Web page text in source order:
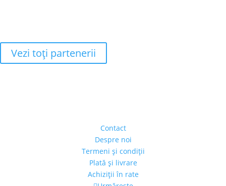
Vezi toţi partenerii
Contact
Despre noi
Termeni şi condiţii
Plată şi livrare
Achiziţii în rate